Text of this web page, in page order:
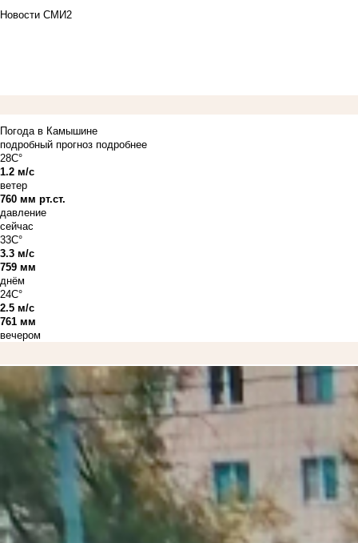
Новости СМИ2
Погода в Камышине
подробный прогноз подробнее
28C°
1.2 м/с
ветер
760 мм рт.ст.
давление
сейчас
33C°
3.3 м/с
759 мм
днём
24C°
2.5 м/с
761 мм
вечером